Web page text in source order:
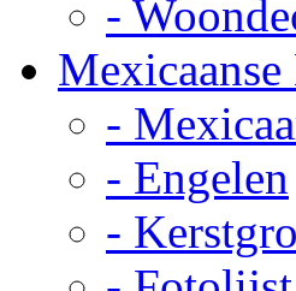
-
-
- Engelen
-